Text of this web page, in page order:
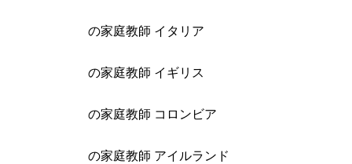
の家庭教師 イタリア
の家庭教師 イギリス
の家庭教師 コロンビア
の家庭教師 アイルランド